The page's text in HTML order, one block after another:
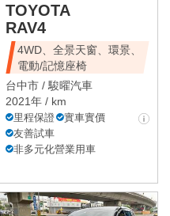
TOYOTA
RAV4
4WD、全景天窗、環景、
電動/記憶座椅
台中市 / 駿曜汽車
2021年 / km
里程保證
實車實價
友善試車
非多元化營業用車